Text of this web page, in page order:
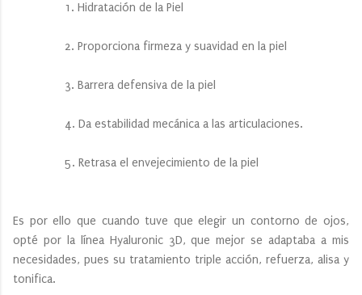
1. Hidratación de la Piel
2. Proporciona firmeza y suavidad en la piel
3. Barrera defensiva de la piel
4. Da estabilidad mecánica a las articulaciones.
5. Retrasa el envejecimiento de la piel
Es por ello que cuando tuve que elegir un contorno de ojos,
opté por la línea Hyaluronic 3D, que mejor se adaptaba a mis
necesidades, pues su tratamiento triple acción, refuerza, alisa y
tonifica.